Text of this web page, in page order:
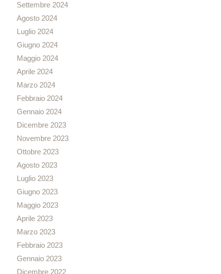
Settembre 2024
Agosto 2024
Luglio 2024
Giugno 2024
Maggio 2024
Aprile 2024
Marzo 2024
Febbraio 2024
Gennaio 2024
Dicembre 2023
Novembre 2023
Ottobre 2023
Agosto 2023
Luglio 2023
Giugno 2023
Maggio 2023
Aprile 2023
Marzo 2023
Febbraio 2023
Gennaio 2023
Dicembre 2022